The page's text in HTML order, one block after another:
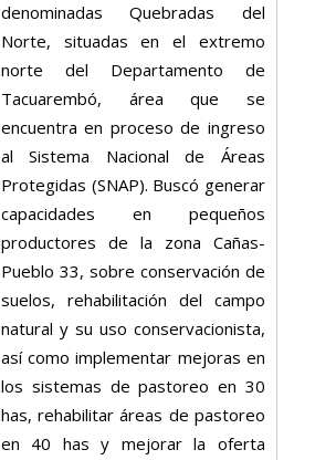
denominadas Quebradas del
Norte, situadas en el extremo
norte del Departamento de
Tacuarembó, área que se
encuentra en proceso de ingreso
al Sistema Nacional de Áreas
Protegidas (SNAP). Buscó generar
capacidades en pequeños
productores de la zona Cañas-
Pueblo 33, sobre conservación de
suelos, rehabilitación del campo
natural y su uso conservacionista,
así como implementar mejoras en
los sistemas de pastoreo en 30
has, rehabilitar áreas de pastoreo
en 40 has y mejorar la oferta